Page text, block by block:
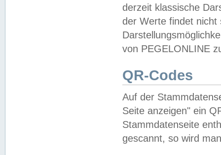
derzeit klassische
der Werte findet
von PEGELONLINE
QR-Codes
Auf der
Seite anzeigen" ein
Stammdatenseite
gescannt, so wird